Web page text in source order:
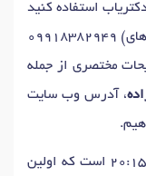
استفاده کنید
09918382949
مختصری از جمله
، آدرس وب سایت
روزهای حضور شنبه تا پنج‌شنبه: 16:00 تا 20:15 است که اولین